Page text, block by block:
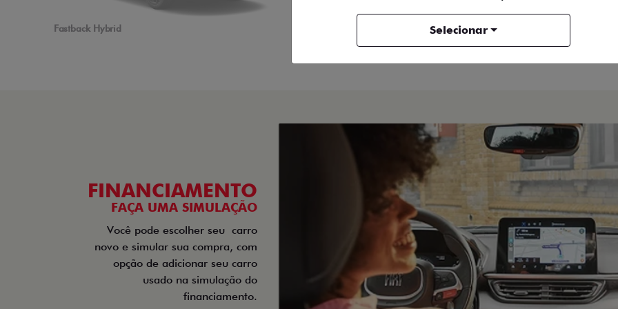
Fastback Hybrid
FINANCIAMENTO
FAÇA UMA SIMULAÇÃO
Você pode escolher seu carro
novo e simular sua compra, com
opção de adicionar seu carro
usado na simulação do
financiamento.
Selecionar